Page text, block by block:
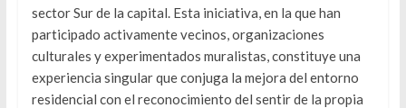
sector Sur de la capital. Esta iniciativa, en la que han
participado activamente vecinos, organizaciones
culturales y experimentados muralistas, constituye una
experiencia singular que conjuga la mejora del entorno
residencial con el reconocimiento del sentir de la propia